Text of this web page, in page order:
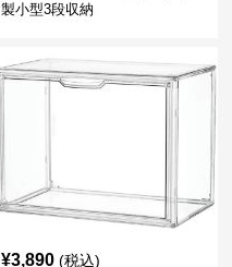
製小型3段収納
¥3,890 (税込)